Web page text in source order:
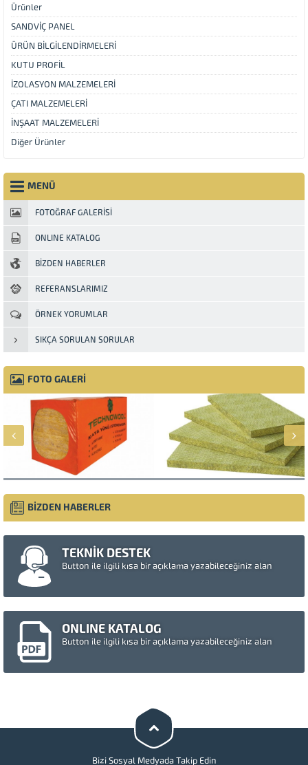
Ürünler
SANDVİÇ PANEL
ÜRÜN BİLGİLENDİRMELERİ
KUTU PROFİL
İZOLASYON MALZEMELERİ
ÇATI MALZEMELERİ
İNŞAAT MALZEMELERİ
Diğer Ürünler
MENÜ
FOTOĞRAF GALERİSİ
ONLINE KATALOG
BİZDEN HABERLER
REFERANSLARIMIZ
ÖRNEK YORUMLAR
SIKÇA SORULAN SORULAR
FOTO GALERİ
BİZDEN HABERLER
TEKNİK DESTEK
Button ile ilgili kısa bir açıklama yazabileceğiniz alan
ONLINE KATALOG
Button ile ilgili kısa bir açıklama yazabileceğiniz alan
Bizi Sosyal Medyada Takip Edin
Cevap Yaz